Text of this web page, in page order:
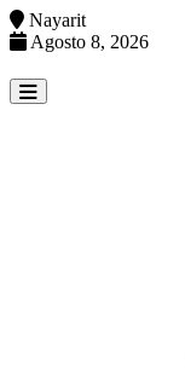
Nayarit
Agosto 8, 2026
to
content